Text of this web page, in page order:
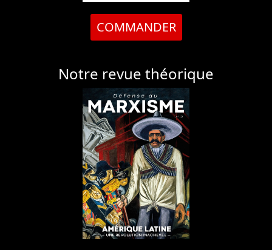
COMMANDER
Notre revue théorique